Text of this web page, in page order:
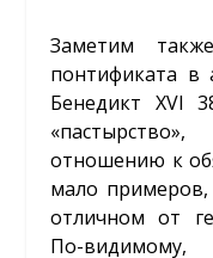
Заметим
понтификата в
Бенедикт XVI
отношению к
мало
отличном от
По-